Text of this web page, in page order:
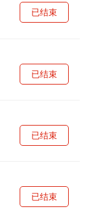
已结束
已结束
已结束
已结束